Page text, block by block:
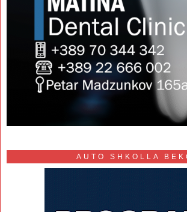
AUTO SHKOLLA